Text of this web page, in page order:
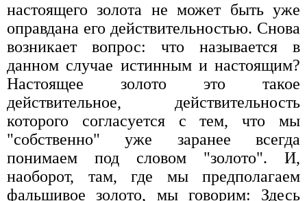
настоящего золота не может быть уже
оправдана его действительностью. Снова
возникает вопрос: что называется в
данном случае истинным и настоящим?
Настоящее золото это такое
действительное, действительность
которого согласуется с тем, что мы
"собственно" уже заранее всегда
понимаем под словом "золото". И,
наоборот, там, где мы предполагаем
фальшивое золото, мы говорим: Здесь